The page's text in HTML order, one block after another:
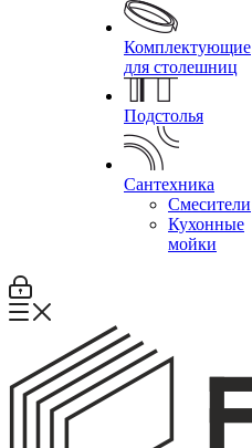
Комплектующие
для столешниц
Подстолья
Сантехника
Смесители
Кухонные
мойки